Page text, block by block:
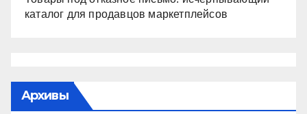
каталог для продавцов маркетплейсов
Архивы